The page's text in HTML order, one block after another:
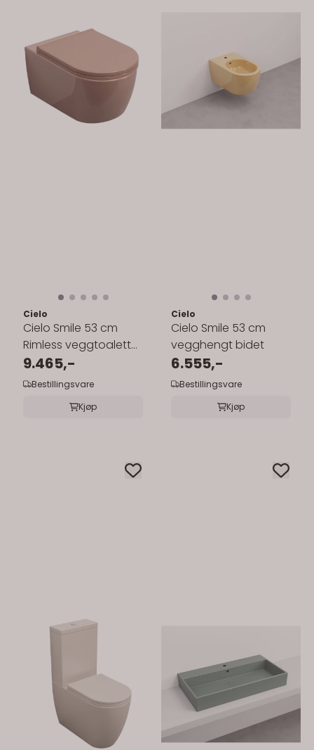
Cielo
Cielo Smile 53 cm
Rimless veggtoalett
inkl.sete med
softclose
9.465,-
Bestillingsvare
Kjøp
Cielo
Cielo Smile 53 cm
vegghengt bidet
6.555,-
Bestillingsvare
Kjøp